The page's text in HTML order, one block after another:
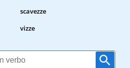
scavezze
vizze